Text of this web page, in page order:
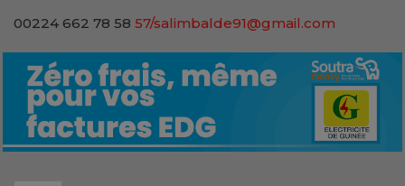
00224 662 78 58 57/salimbalde91@gmail.com